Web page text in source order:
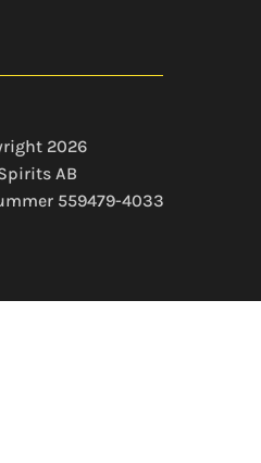
2026
AB
559479-4033